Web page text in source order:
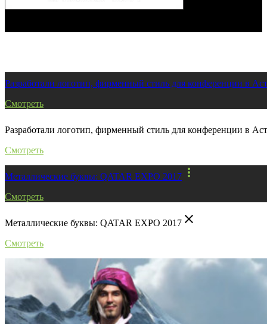
Разработали логотип, фирменный стиль для конференции в
Смотреть
Разработали логотип, фирменный стиль для конференции в
Смотреть
Металлические буквы: QATAR EXPO 2017 more_vert
Смотреть
Металлические буквы: QATAR EXPO 2017 close
Смотреть